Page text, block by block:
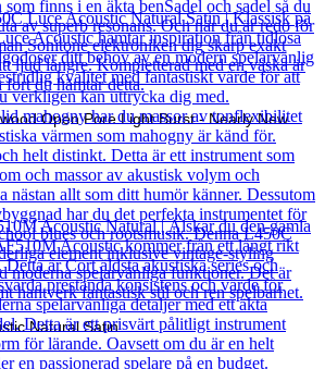
Open Pore Light Burst - Nearly New
Natural Satin